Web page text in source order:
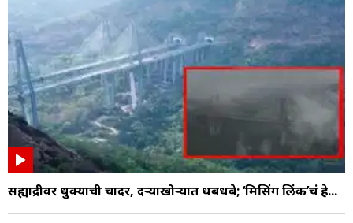
सह्याद्रीवर धुक्याची चादर, दऱ्याखोऱ्यात धबधबे; ‘मिसिंग लिंक’चं हे...